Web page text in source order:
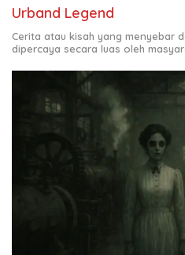
Urband Legend
Cerita atau kisah yang menyebar
dipercaya secara luas oleh